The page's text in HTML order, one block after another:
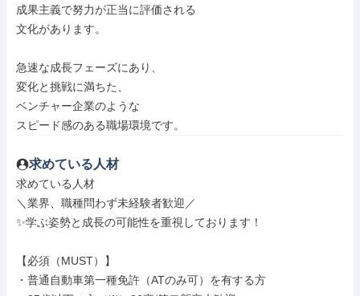
成果主義で努力が正当に評価される
文化があります。
急速な成長フェーズにあり、
変化と挑戦に満ちた、
ベンチャー企業のような
スピード感のある職場環境です。
求めている人材
求めている人材
＼業界、職種問わず未経験者歓迎／
✨学ぶ姿勢と成長の可能性を重視しております！
【必須（MUST）】
・普通自動車第一種免許（ATのみ可）を有する方